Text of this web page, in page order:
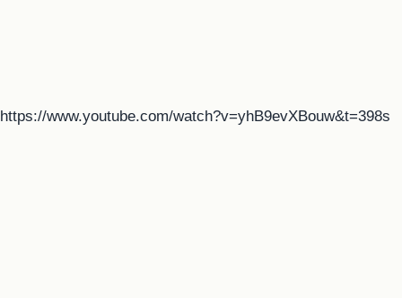
https://www.youtube.com/watch?v=yhB9evXBouw&t=398s